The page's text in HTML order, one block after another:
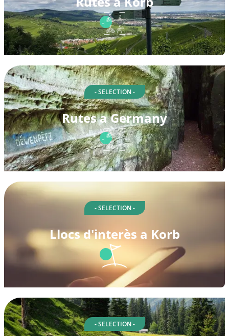
- SELECTION -
Rutes a Germany
- SELECTION -
Llocs d'interès a Korb
- SELECTION -